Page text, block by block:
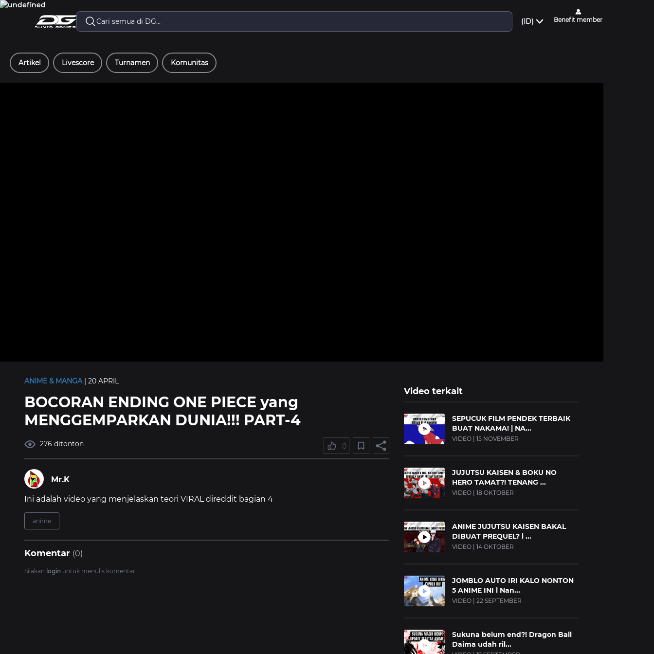
(ID) Benefit member
Artikel Livescore Turnamen Komunitas
ANIME & MANGA| 20 APRIL
BOCORAN ENDING ONE PIECE yang
MENGGEMPARKAN DUNIA!!! PART-4
276 ditonton 0
Mr.K
Ini adalah video yang menjelaskan teori VIRAL direddit bagian 4
anime
Komentar (0)
Silakan login untuk menulis komentar
Video terkait
SEPUCUK FILM PENDEK TERBAIK
BUAT NAKAMA! | NA...
VIDEO | 15 NOVEMBER
JUJUTSU KAISEN & BOKU NO
HERO TAMAT?! TENANG ...
VIDEO | 18 OKTOBER
ANIME JUJUTSU KAISEN BAKAL
DIBUAT PREQUEL? l ...
VIDEO | 14 OKTOBER
JOMBLO AUTO IRI KALO NONTON
5 ANIME INI l Nan...
VIDEO | 22 SEPTEMBER
Sukuna belum end?! Dragon Ball
Daima udah ril...